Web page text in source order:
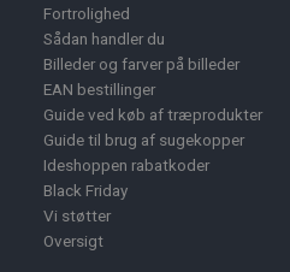
Fortrolighed
Sådan handler du
Billeder og farver på billeder
EAN bestillinger
Guide ved køb af træprodukter
Guide til brug af sugekopper
Ideshoppen rabatkoder
Black Friday
Vi støtter
Oversigt